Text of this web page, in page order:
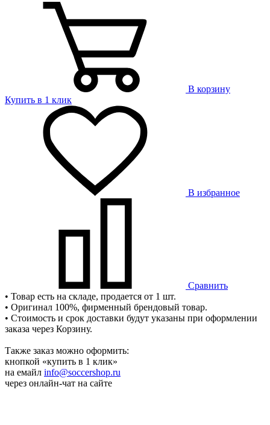
В корзину
Купить в 1 клик
В избранное
Сравнить
• Товар есть на складе, продается от 1 шт.
• Оригинал 100%, фирменный брендовый товар.
• Стоимость и срок доставки будут указаны при оформлении
заказа через Корзину.
Также заказ можно оформить:
кнопкой «купить в 1 клик»
на емайл info@soccershop.ru
через онлайн-чат на сайте